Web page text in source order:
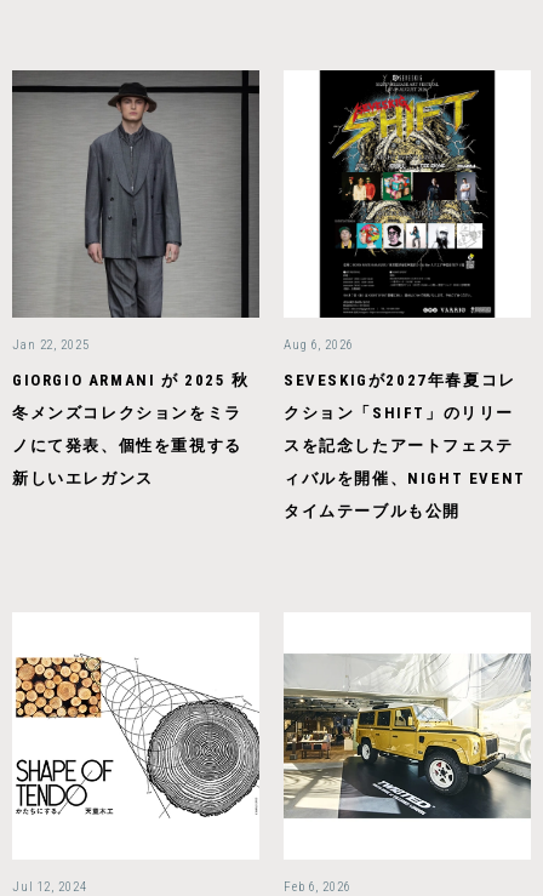
Jan 22, 2025
GIORGIO ARMANI が 2025 秋
冬メンズコレクションをミラ
ノにて発表、個性を重視する
新しいエレガンス
Aug 6, 2026
SEVESKIGが2027年春夏コレ
クション「SHIFT」のリリー
スを記念したアートフェステ
ィバルを開催、NIGHT EVENT
タイムテーブルも公開
Jul 12, 2024 Feb 6, 2026